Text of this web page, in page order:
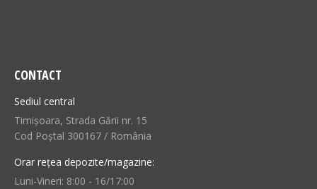
CONTACT
Sediul central
Timișoara, Strada Gării nr. 15
Cod Poștal 300167 / România
Orar rețea depozite/magazine:
Luni-Vineri: 8:00 - 16/17:00